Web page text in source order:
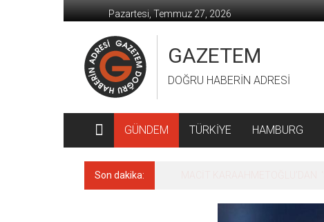
geç
Pazartesi, Temmuz 27, 2026
GAZETEM
DOĞRU HABERİN ADRESİ
GÜNDEM TÜRKİYE HAMBURG
Son dakika: